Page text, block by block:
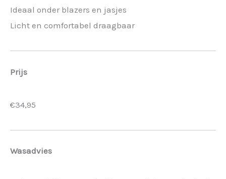
Ideaal onder blazers en jasjes
Licht en comfortabel draagbaar
Prijs
€34,95
Wasadvies